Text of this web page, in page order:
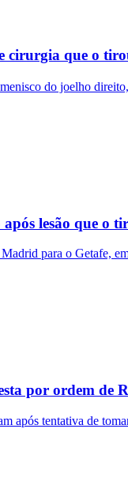
cirurgia que o
do joelho
lesão que o
para o Getafe,
por ordem de
após tentativa de